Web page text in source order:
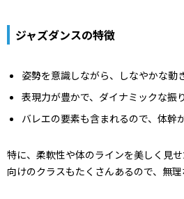
ジャズダンスの特徴
姿勢を意識しながら、しなやかな動
表現力が豊かで、ダイナミックな振
バレエの要素も含まれるので、体幹
特に、柔軟性や体のラインを美しく見
向けのクラスもたくさんあるので、無理